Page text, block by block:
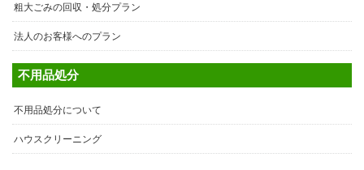
粗大ごみの回収・処分プラン
法人のお客様へのプラン
不用品処分
不用品処分について
ハウスクリーニング